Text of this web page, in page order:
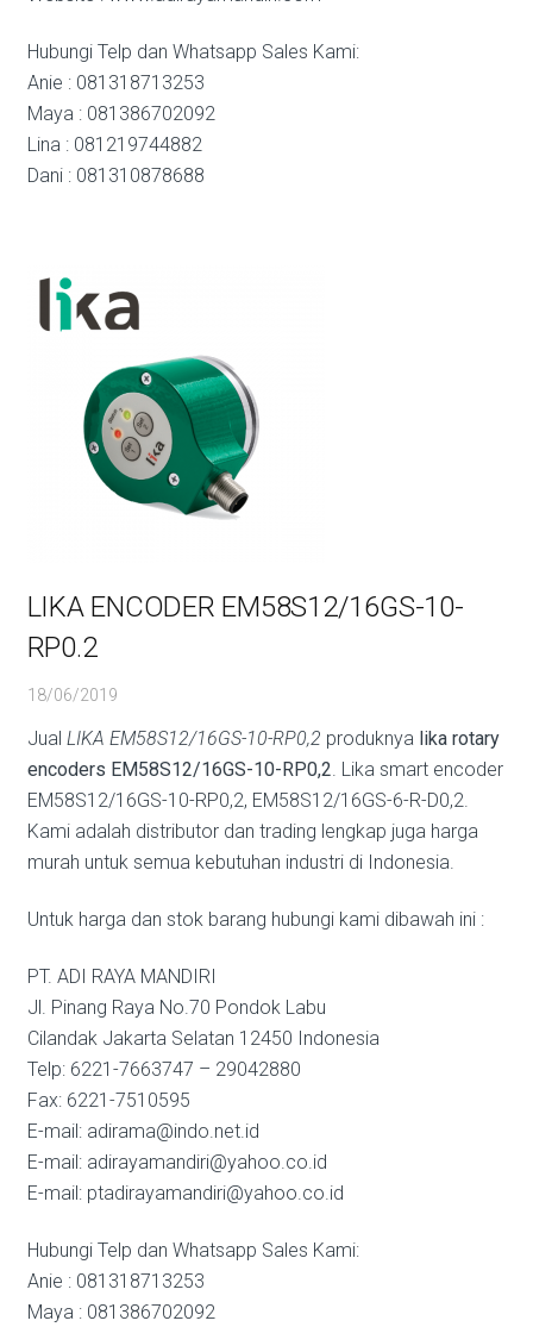
Hubungi Telp dan Whatsapp Sales Kami:
Anie : 081318713253
Maya : 081386702092
Lina : 081219744882
Dani : 081310878688
LIKA ENCODER EM58S12/16GS-10-
RP0.2
18/06/2019
Jual LIKA EM58S12/16GS-10-RP0,2 produknya lika rotary
encoders EM58S12/16GS-10-RP0,2. Lika smart encoder
EM58S12/16GS-10-RP0,2, EM58S12/16GS-6-R-D0,2.
Kami adalah distributor dan trading lengkap juga harga
murah untuk semua kebutuhan industri di Indonesia.
Untuk harga dan stok barang hubungi kami dibawah ini :
PT. ADI RAYA MANDIRI
Jl. Pinang Raya No.70 Pondok Labu
Cilandak Jakarta Selatan 12450 Indonesia
Telp: 6221-7663747 – 29042880
Fax: 6221-7510595
E-mail: adirama@indo.net.id
E-mail: adirayamandiri@yahoo.co.id
E-mail: ptadirayamandiri@yahoo.co.id
Hubungi Telp dan Whatsapp Sales Kami:
Anie : 081318713253
Maya : 081386702092